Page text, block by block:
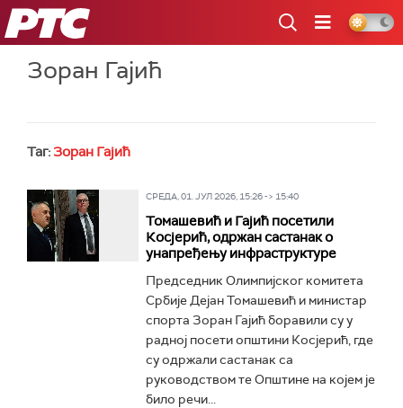
РТС
Зоран Гајић
Таг: Зоран Гајић
СРЕДА, 01. ЈУЛ 2026, 15:26 -> 15:40
Томашевић и Гајић посетили
Косјерић, одржан састанак о
унапређењу инфраструктуре
Председник Олимпијског комитета
Србије Дејан Томашевић и министар
спорта Зоран Гајић боравили су у
радној посети општини Косјерић, где
су одржали састанак са
руководством те Општине на којем је
било речи...